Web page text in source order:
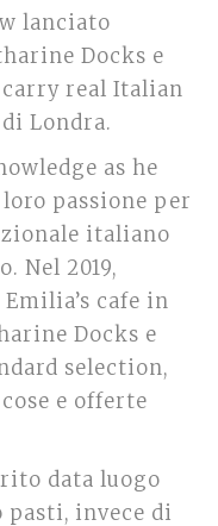
lanciato
Docks e
real Italian
Londra.
as he
loro passione per
italiano
Nel 2019,
cafe in
Docks e
selection,
e offerte
data luogo
invece di